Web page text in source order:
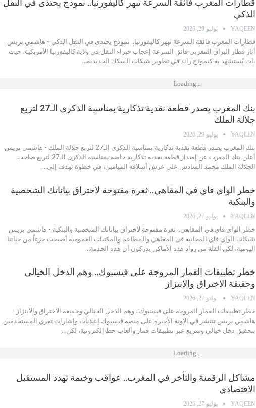
قطارات المغرب فائقة السرعة تبهر كاليفورنيا.. نموذج يحتذى في النقل
الذكي
YAQEEN يوليو 29, 2026
قطارات المغرب فائقة السرعة تبهر كاليفورنيا.. نموذج يحتذى في النقل الذكي - هاشمي بريس
أثار قطار البراق المغربي فائق السرعة إعجاب خبراء النقل في ولاية كاليفورنيا الأمريكية، حيث
بات يُستشهد به كنموذج رائد في تطوير شبكات السكك الحديدية…
Loading...
بنك المغرب يصدر قطعة نقدية تذكارية بمناسبة الذكرى الـ27 لتربع
جلالة الملك
YAQEEN يوليو 29, 2026
بنك المغرب يصدر قطعة نقدية تذكارية بمناسبة الذكرى الـ27 لتربع جلالة الملك - هاشمي بريس
أعلن بنك المغرب عن إصدار قطعة نقدية تذكارية خاصة بمناسبة الذكرى الـ27 لتربع صاحب
الجلالة الملك محمد السادس على عرش أسلافه الميامين، في خطوة تهدف إلى…
خطر الواي فاي في المقاهي.. ثغرة مفتوحة لاختراق بياناتك الشخصية
والبنكية
YAQEEN يوليو 27, 2026
خطر الواي فاي في المقاهي.. ثغرة مفتوحة لاختراق بياناتك الشخصية والبنكية - هاشمي بريس
شبكات الواي فاي المجانية في المقاهي والمطاعم والمكتبات العمومية أصبحت جزءاً من حياتنا
اليومية، لكن القلة من رواد هذه الأماكن يدركون أن هذه الخدمة…
خطر تطبيقات القمار المروجة على فيسبوك.. وهم الدخل الخيالي
وحقيقة الاختراق والابتزاز
YAQEEN يوليو 27, 2026
خطر تطبيقات القمار المروجة على فيسبوك.. وهم الدخل الخيالي وحقيقة الاختراق والابتزاز -
هاشمي بريس تنتشر في الآونة الأخيرة على منصة فيسبوك إعلانات وإشارات تغري المستخدمين
بتحقيق دخل خيالي وسريع عبر تطبيقات قمار وألعاب حظ إلكترونية، لكن…
Loading...
مشاكل الرقمنة والتأخر في المغرب.. عواقب وخيمة تهدد المستقبل
الاقتصادي
YAQEEN يوليو 27, 2026